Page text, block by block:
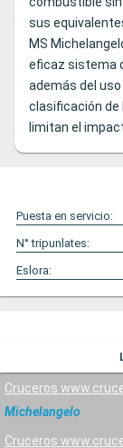
sus
MS
eficaz sistema
además del
clasificación de
limitan el
Puesta en servicio:
N° tripunlates:
Eslora:
Cruceros
Michelangelo
Cruceros